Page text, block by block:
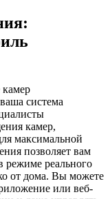
камер
система
камер,
максимальной
позволяет вам
режиме реального
от дома. Вы можете
или веб-